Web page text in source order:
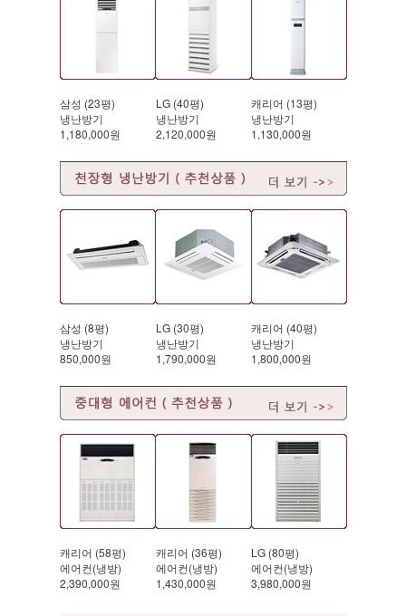
삼성 (23평)
냉난방기
1,180,000원
LG (40평)
냉난방기
2,120,000원
캐리어 (13평)
냉난방기
1,130,000원
삼성 (8평)
냉난방기
850,000원
LG (30평)
냉난방기
1,790,000원
캐리어 (40평)
냉난방기
1,800,000원
캐리어 (58평)
에어컨(냉방)
2,390,000원
캐리어 (36평)
에어컨(냉방)
1,430,000원
LG (80평)
에어컨(냉방)
3,980,000원